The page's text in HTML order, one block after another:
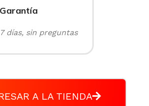
Garantía
7 días, sin preguntas
A LA TIENDA